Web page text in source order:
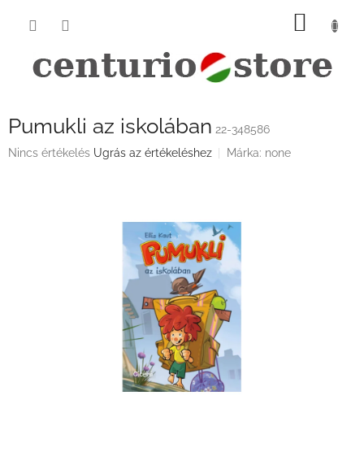
KOSÁR
Pumukli az iskolában 22-348586
A
Nincs értékelés Ugrás az értékeléshez Márka: none